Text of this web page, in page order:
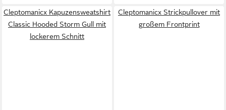
Cleptomanicx Kapuzensweatshirt
Classic Hooded Storm Gull mit
lockerem Schnitt
Cleptomanicx Strickpullover mit
großem Frontprint